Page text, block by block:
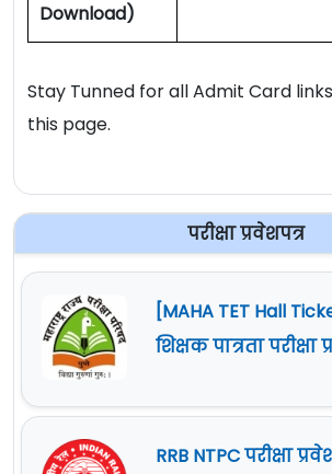
Download)
Stay Tunned for all Admit Card
this page.
परीक्षा प्रवेशपत्र
[MAHA TET Hall
शिक्षक पात्रता परीक्षा
RRB NTPC परीक्षा